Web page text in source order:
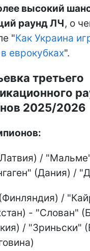
высокий
раунд ЛЧ, о
"Как Украина
еврокубках".
третьего
2025/2026
/
(Дания) /
/
- "Слован"
/ "Зриньски"